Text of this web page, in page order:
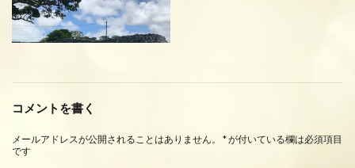
コメントを書く
メールアドレスが公開されることはありません。 *が付いている欄は必須項目
です